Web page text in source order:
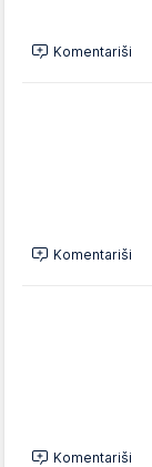
Komentariši
Komentariši
Komentariši